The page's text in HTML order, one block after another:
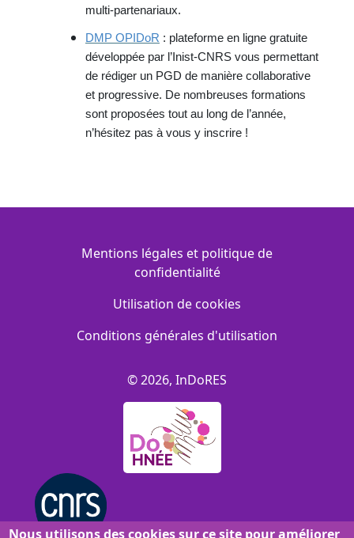
multi-partenariaux.
DMP OPIDoR : plateforme en ligne gratuite
développée par l’Inist-CNRS vous permettant
de rédiger un PGD de manière collaborative
et progressive. De nombreuses formations
sont proposées tout au long de l’année,
n’hésitez pas à vous y inscrire !
Menu Footer
Mentions légales et politique de
confidentialité
Utilisation de cookies
Conditions générales d'utilisation
© 2026, InDoRES
Nous utilisons des cookies sur ce site pour améliorer